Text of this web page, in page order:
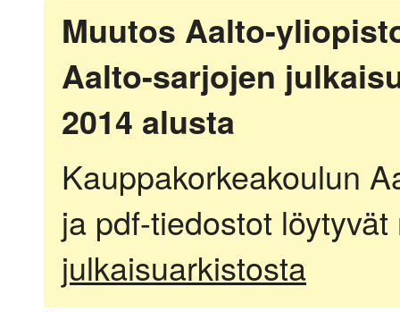
Muutos Aalto-
Aalto-sarjojen
2014 alusta
Kauppakorkeakoulun
ja pdf-tiedostot
julkaisuarkistosta